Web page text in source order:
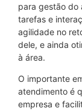
para gestão do
tarefas e
agilidade no
dele, e ainda
à área.
O importante
atendimento é
empresa e